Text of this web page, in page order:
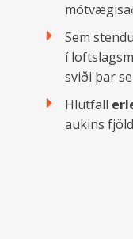
Sem
í
sviði þar
Hlutfall
aukins